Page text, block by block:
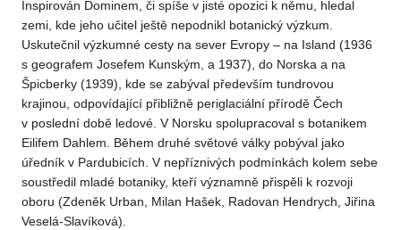
Inspirován Dominem, či spíše v jisté opozici k němu, hledal
zemi, kde jeho učitel ještě nepodnikl botanický výzkum.
Uskutečnil výzkumné cesty na sever Evropy – na Island (1936
s geografem Josefem Kunským, a 1937), do Norska a na
Špicberky (1939), kde se zabýval především tundrovou
krajinou, odpovídající přibližně periglaciální přírodě Čech
v poslední době ledové. V Norsku spolupracoval s botanikem
Eilifem Dahlem. Během druhé světové války pobýval jako
úředník v Pardubicích. V nepříznivých podmínkách kolem sebe
soustředil mladé botaniky, kteří významně přispěli k rozvoji
oboru (Zdeněk Urban, Milan Hašek, Radovan Hendrych, Jiřina
Veselá-Slavíková).